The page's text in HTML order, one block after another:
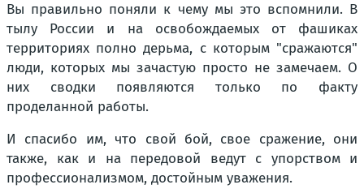
Вы правильно поняли к чему мы это вспомнили. В
тылу России и на освобождаемых от фашиках
территориях полно дерьма, с которым "сражаются"
люди, которых мы зачастую просто не замечаем. О
них сводки появляются только по факту
проделанной работы.
И спасибо им, что свой бой, свое сражение, они
также, как и на передовой ведут с упорством и
профессионализмом, достойным уважения.